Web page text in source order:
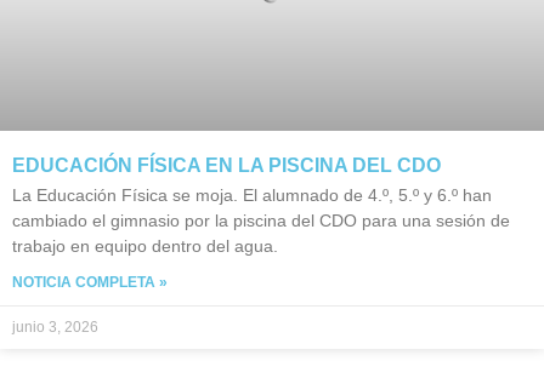
EDUCACIÓN FÍSICA EN LA PISCINA DEL CDO
La Educación Física se moja. El alumnado de 4.º, 5.º y 6.º han
cambiado el gimnasio por la piscina del CDO para una sesión de
trabajo en equipo dentro del agua.
NOTICIA COMPLETA »
junio 3, 2026